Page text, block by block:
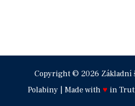
Copyright © 2026 Základní
Polabiny | Made with ♥ in